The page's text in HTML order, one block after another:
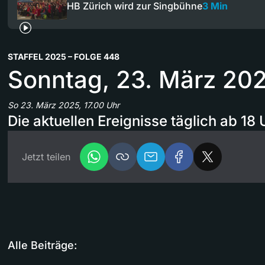
HB Zürich wird zur Singbühne3 Min
STAFFEL 2025 – FOLGE 448
Sonntag, 23. März
So 23. März 2025, 17.00 Uhr
Die aktuellen Ereignisse täglich ab 18
Jetzt teilen
Alle Beiträge: